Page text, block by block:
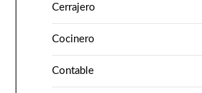
Cerrajero
Cocinero
Contable